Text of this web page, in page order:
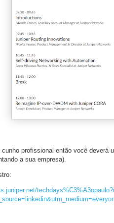
profissional então você deverá
a sua empresa).